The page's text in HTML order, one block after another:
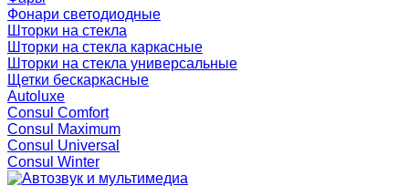
Фонари светодиодные
Шторки на стекла
Шторки на стекла каркасные
Шторки на стекла универсальные
Щетки бескаркасные
Autoluxe
Consul Comfort
Consul Maximum
Consul Universal
Consul Winter